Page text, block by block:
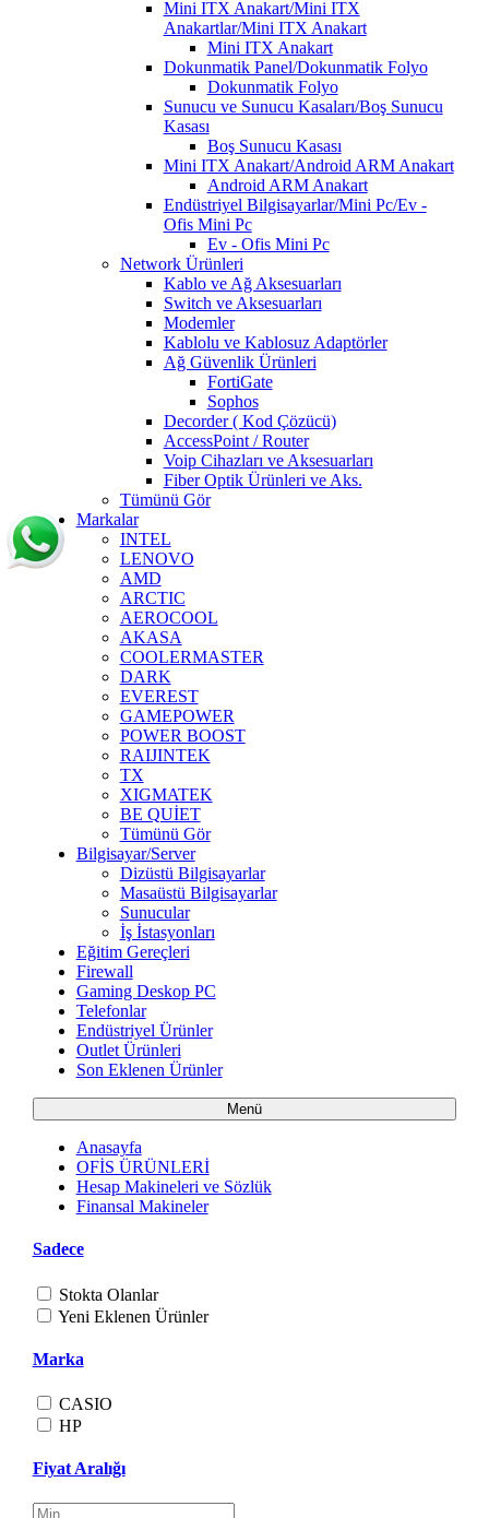
Mini ITX Anakart/Mini ITX
Anakartlar/Mini ITX Anakart
Mini ITX Anakart
Dokunmatik Panel/Dokunmatik Folyo
Dokunmatik Folyo
Sunucu ve Sunucu Kasaları/Boş Sunucu
Kasası
Boş Sunucu Kasası
Mini ITX Anakart/Android ARM Anakart
Android ARM Anakart
Endüstriyel Bilgisayarlar/Mini Pc/Ev -
Ofis Mini Pc
Ev - Ofis Mini Pc
Network Ürünleri
Kablo ve Ağ Aksesuarları
Switch ve Aksesuarları
Modemler
Kablolu ve Kablosuz Adaptörler
Ağ Güvenlik Ürünleri
FortiGate
Sophos
Decorder ( Kod Çözücü)
AccessPoint / Router
Voip Cihazları ve Aksesuarları
Fiber Optik Ürünleri ve Aks.
Tümünü Gör
Markalar
INTEL
LENOVO
AMD
ARCTIC
AEROCOOL
AKASA
COOLERMASTER
DARK
EVEREST
GAMEPOWER
POWER BOOST
RAIJINTEK
TX
XIGMATEK
BE QUİET
Tümünü Gör
Bilgisayar/Server
Dizüstü Bilgisayarlar
Masaüstü Bilgisayarlar
Sunucular
İş İstasyonları
Eğitim Gereçleri
Firewall
Gaming Deskop PC
Telefonlar
Endüstriyel Ürünler
Outlet Ürünleri
Son Eklenen Ürünler
Menü
Anasayfa
OFİS ÜRÜNLERİ
Hesap Makineleri ve Sözlük
Finansal Makineler
Sadece
Stokta Olanlar
Yeni Eklenen Ürünler
Marka
CASIO
HP
Fiyat Aralığı